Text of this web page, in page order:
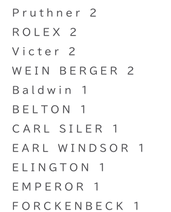
Pruthner 2
ROLEX 2
Victer 2
WEIN BERGER 2
Baldwin 1
BELTON 1
CARL SILER 1
EARL WINDSOR 1
ELINGTON 1
EMPEROR 1
FORCKENBECK 1